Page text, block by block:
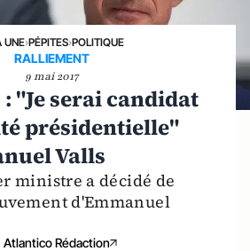
UNE›PÉPITES›POLITIQUE
RALLIEMENT
9 mai 2017
"Je serai candidat
présidentielle"
Valls
ministre a décidé de
d'Emmanuel
Atlantico Rédaction